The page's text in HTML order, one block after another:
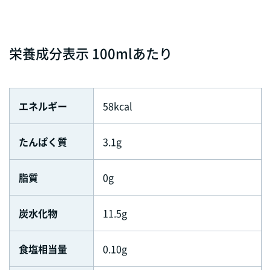
栄養成分表示 100mlあたり
エネルギー 58kcal
たんぱく質 3.1g
脂質 0g
炭水化物 11.5g
食塩相当量 0.10g